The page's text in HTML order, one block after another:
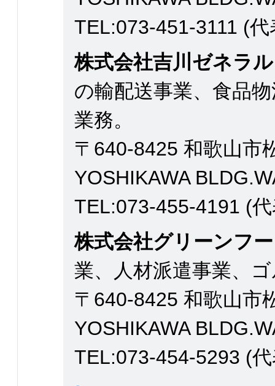
TEL:073-451-3111 (
株式会社吉川ゼネラ
の輸配送事業、食品
業務。
〒640-8425 和歌山市
YOSHIKAWA
TEL:073-455-4191 (
株式会社グリーンフ
業、人材派遣事業、
〒640-8425 和歌山市
YOSHIKAWA
TEL:073-454-5293 (